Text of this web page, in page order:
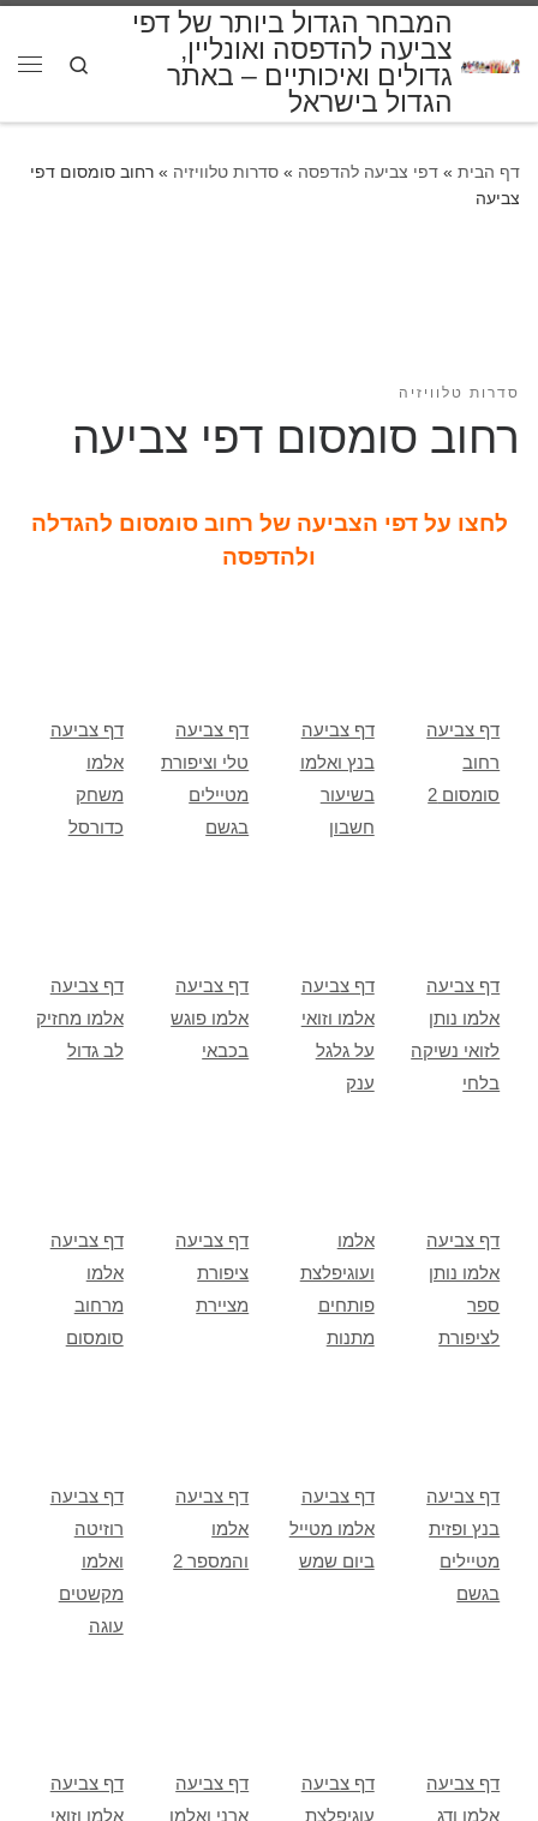
המבחר הגדול ביותר של דפי
צביעה להדפסה ואונליין,
גדולים ואיכותיים – באתר
הגדול בישראל
Search
דף הבית » דפי צביעה להדפסה » סדרות טלוויזיה » רחוב סומסום דפי
צביעה
סדרות טלוויזיה
רחוב סומסום דפי צביעה
לחצו על דפי הצביעה של רחוב סומסום להגדלה
ולהדפסה
דף צביעה
אלמו
משחק
כדורסל
דף צביעה
טלי וציפורת
מטיילים
בגשם
דף צביעה
בנץ ואלמו
בשיעור
חשבון
דף צביעה
רחוב
סומסום 2
דף צביעה
אלמו מחזיק
לב גדול
דף צביעה
אלמו פוגש
בכבאי
דף צביעה
אלמו וזואי
על גלגל
ענק
דף צביעה
אלמו נותן
לזואי נשיקה
בלחי
דף צביעה
אלמו
מרחוב
סומסום
דף צביעה
ציפורת
מציירת
אלמו
ועוגיפלצת
פותחים
מתנות
דף צביעה
אלמו נותן
ספר
לציפורת
דף צביעה
רוזיטה
ואלמו
מקשטים
עוגה
דף צביעה
אלמו
והמספר 2
דף צביעה
אלמו מטייל
ביום שמש
דף צביעה
בנץ ופזית
מטיילים
בגשם
דף צביעה
אלמו וזואי
דף צביעה
ארני ואלמו
דף צביעה
עוגיפלצת
דף צביעה
אלמו ודג